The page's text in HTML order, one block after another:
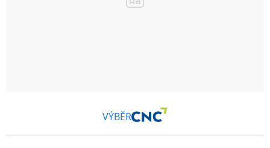
VÝBĚR